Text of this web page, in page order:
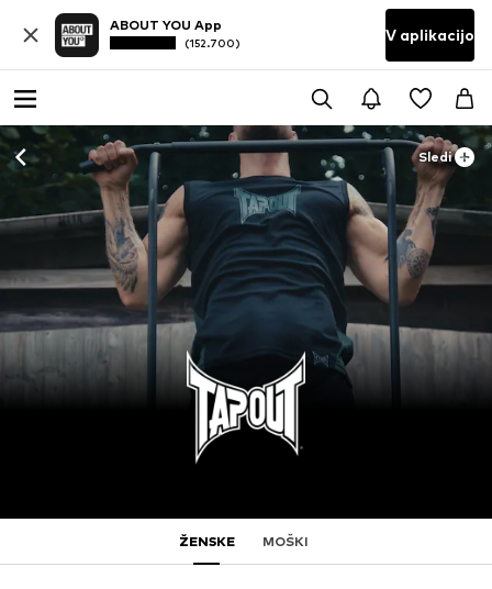
ABOUT YOU App
(152.700) V aplikacijo
Sledi
ŽENSKE MOŠKI